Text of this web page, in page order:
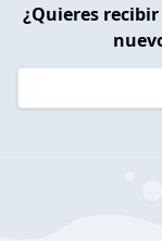
¿Quieres